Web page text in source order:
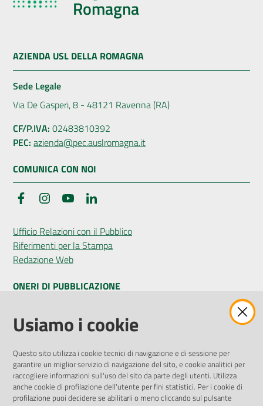
Romagna
AZIENDA USL DELLA ROMAGNA
Sede Legale
Via De Gasperi, 8 - 48121 Ravenna (RA)
CF/P.IVA: 02483810392
PEC: azienda@pec.auslromagna.it
COMUNICA CON NOI
FacebookInstagramYouTube
Ufficio Relazioni con il Pubblico
Riferimenti per la Stampa
Redazione Web
ONERI DI PUBBLICAZIONE
Amministrazione Trasparente
Pubblicità legale
Privacy Policy
Attuazione Misure PNRR
Liste di Attesa
Usiamo i cookie
Questo sito utilizza i cookie tecnici di navigazione e di sessione per
garantire un miglior servizio di navigazione del sito, e cookie analitici per
raccogliere informazioni sull'uso del sito da parte degli utenti. Utilizza
anche cookie di profilazione dell'utente per fini statistici. Per i cookie di
profilazione puoi decidere se abilitarli o meno cliccando sul pulsante